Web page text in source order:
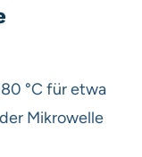
°C für etwa
Mikrowelle